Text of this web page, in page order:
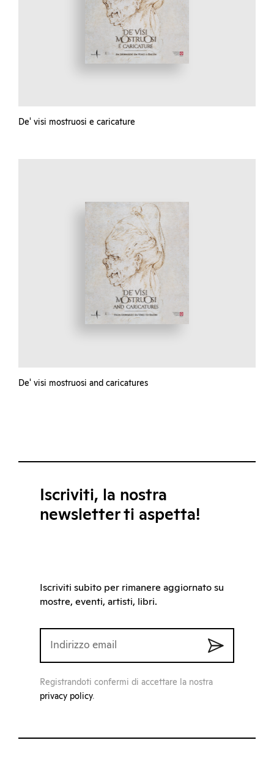
De' visi mostruosi e caricature
De' visi mostruosi and caricatures
Iscriviti, la nostra
newsletter ti aspetta!
Iscriviti subito per rimanere aggiornato su
mostre, eventi, artisti, libri.
Registrandoti confermi di accettare la nostra
privacy policy.